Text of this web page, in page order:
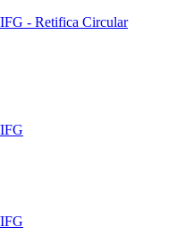
- Retifica Circular